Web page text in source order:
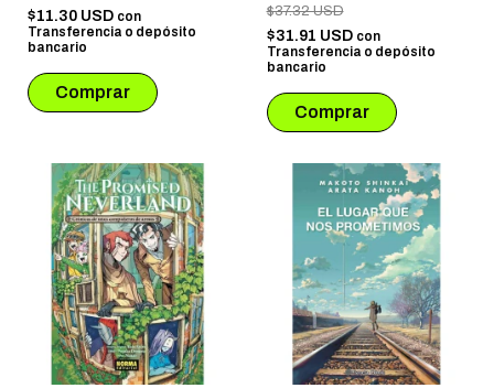
$11.30 USD con
Transferencia o depósito
bancario
$37.32 USD
$31.91 USD con
Transferencia o depósito
bancario